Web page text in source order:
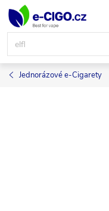
Přejít
obsah
Jednorázové e-Cigarety